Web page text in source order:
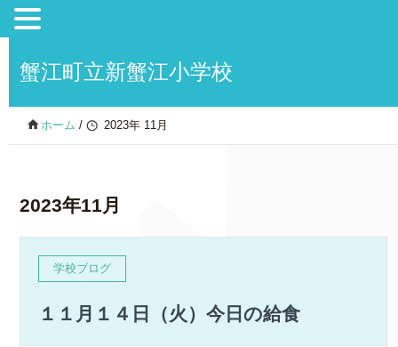
蟹江町立新蟹江小学校
ホーム / 2023年 11月
2023年11月
学校ブログ
１１月１４日（火）今日の給食